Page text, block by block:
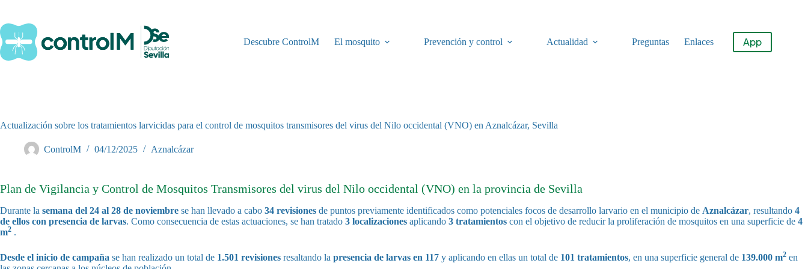
contenido
Descubre ControlM
El mosquito Prevención y control Actualidad Preguntas Enlaces App
Actualización sobre los tratamientos larvicidas para el control de mosquitos transmisores del virus del Nilo occidental (VNO) en Aznalcázar, Sevilla
ControlM 04/12/2025 Aznalcázar
Plan de Vigilancia y Control de Mosquitos Transmisores del virus del Nilo occidental (VNO) en la provincia de Sevilla
Durante la semana del 24 al 28 de noviembre se han llevado a cabo 34 revisiones de puntos previamente identificados como potenciales focos de desarrollo larvario en el municipio de Aznalcázar, resultando 4
de ellos con presencia de larvas. Como consecuencia de estas actuaciones, se han tratado 3 localizaciones aplicando 3 tratamientos con el objetivo de reducir la proliferación de mosquitos en una superficie de 4
m2 .
Desde el inicio de campaña se han realizado un total de 1.501 revisiones resaltando la presencia de larvas en 117 y aplicando en ellas un total de 101 tratamientos, en una superficie general de 139.000 m2 en